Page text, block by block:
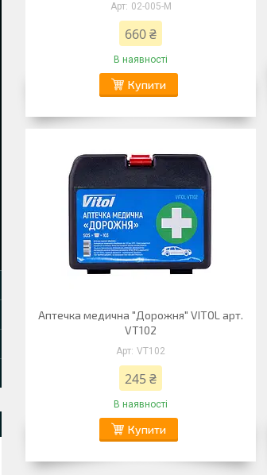
02-005-M
660 ₴
В наявності
Купити
Аптечка медична "Дорожня" VITOL арт.
VT102
VT102
245 ₴
В наявності
Купити